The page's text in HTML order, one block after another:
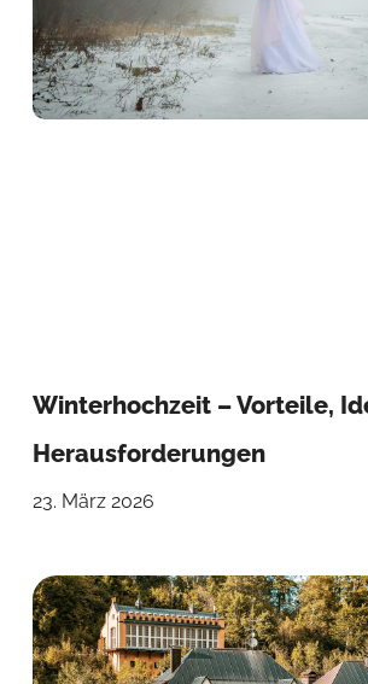
Winterhochzeit – Vorteile,
Herausforderungen
23. März 2026